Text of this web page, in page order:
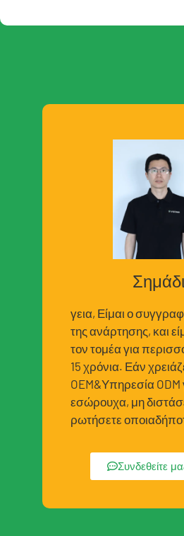
Σημάδι
γεια, Είμαι ο
της ανάρτησης, και
τον τομέα για
15 χρόνια. Εάν
OEM&Υπηρεσία ODM
εσώρουχα, μη
ρωτήσετε
Συνδεθείτε